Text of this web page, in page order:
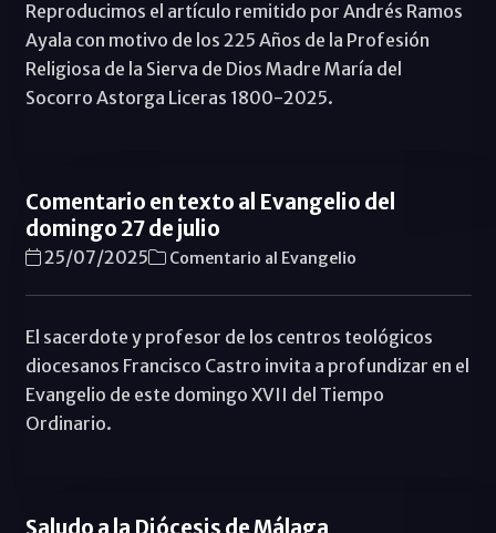
Reproducimos el artículo remitido por Andrés Ramos
Ayala con motivo de los 225 Años de la Profesión
Religiosa de la Sierva de Dios Madre María del
Socorro Astorga Liceras 1800-2025.
Comentario en texto al Evangelio del
domingo 27 de julio
25/07/2025 Comentario al Evangelio
El sacerdote y profesor de los centros teológicos
diocesanos Francisco Castro invita a profundizar en el
Evangelio de este domingo XVII del Tiempo
Ordinario.